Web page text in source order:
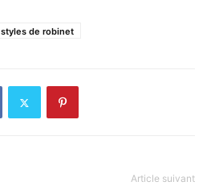
styles de robinet
Article suivant